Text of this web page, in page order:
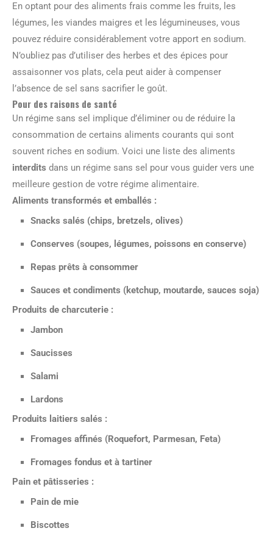
En optant pour des aliments frais comme les fruits, les
légumes, les viandes maigres et les légumineuses, vous
pouvez réduire considérablement votre apport en sodium.
N’oubliez pas d’utiliser des herbes et des épices pour
assaisonner vos plats, cela peut aider à compenser
l’absence de sel sans sacrifier le goût.
Pour des raisons de santé
Un régime sans sel implique d’éliminer ou de réduire la
consommation de certains aliments courants qui sont
souvent riches en sodium. Voici une liste des aliments
interdits dans un régime sans sel pour vous guider vers une
meilleure gestion de votre régime alimentaire.
Aliments transformés et emballés :
Snacks salés (chips, bretzels, olives)
Conserves (soupes, légumes, poissons en conserve)
Repas prêts à consommer
Sauces et condiments (ketchup, moutarde, sauces soja)
Produits de charcuterie :
Jambon
Saucisses
Salami
Lardons
Produits laitiers salés :
Fromages affinés (Roquefort, Parmesan, Feta)
Fromages fondus et à tartiner
Pain et pâtisseries :
Pain de mie
Biscottes